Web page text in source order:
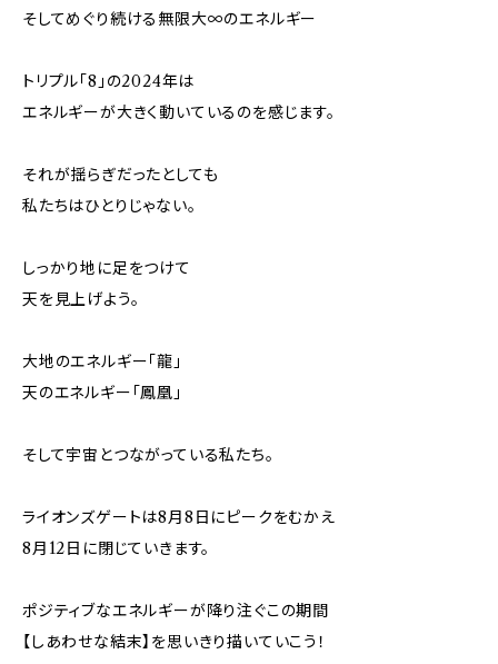
そしてめぐり続ける無限大∞のエネルギー
トリプル「8」の2024年は
エネルギーが大きく動いているのを感じます。
それが揺らぎだったとしても
私たちはひとりじゃない。
しっかり地に足をつけて
天を見上げよう。
大地のエネルギー「龍」
天のエネルギー「鳳凰」
そして宇宙とつながっている私たち。
ライオンズゲートは8月8日にピークをむかえ
8月12日に閉じていきます。
ポジティブなエネルギーが降り注ぐこの期間
【しあわせな結末】を思いきり描いていこう！